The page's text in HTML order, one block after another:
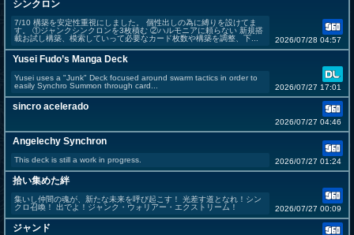
シンクロン
7/10 構築を安定性重視にしました。 個性出しの為に縛りを設けてま
す。 ①ジャンクシンクロンを3枚積む ②ハルモニアに頼らない 新規搭
載お試し構築、模索していって必要なカード枚数や構築を調整、下...
2026/07/28 04:57
Yusei Fudo’s Manga Deck
Yusei uses a "Junk" Deck focused around swarm tactics in order to
easily Synchro Summon through card...
2026/07/27 17:01
sincro acelerado
2026/07/27 04:46
Angelechy Synchron
This deck is still a work in progress. 2026/07/27 01:24
拾い集めた絆
集いし仲間の魂が、新たな未来を呼び起こす！ 光差す道となれ！シン
クロ召喚！ 出でよ！ジャンク・ウォリアー・エクストリーム！
2026/07/27 00:09
ジャンド